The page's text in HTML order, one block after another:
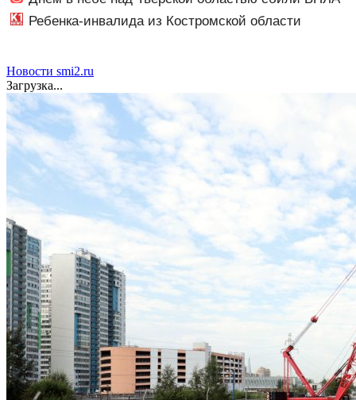
новости. Новости Твери. Тверь но
Ребенка-инвалида из Костромской области
Новости smi2.ru
Загрузка...